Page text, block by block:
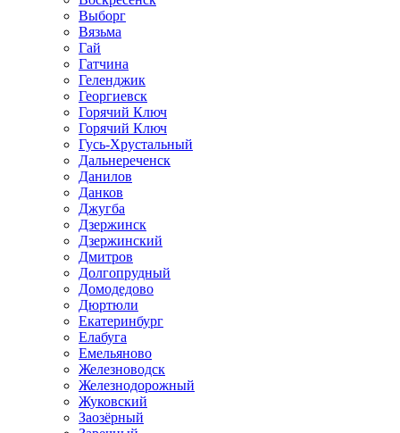
Выборг
Вязьма
Гай
Гатчина
Геленджик
Георгиевск
Горячий Ключ
Горячий Ключ
Гусь-Хрустальный
Дальнереченск
Данилов
Данков
Джугба
Дзержинск
Дзержинский
Дмитров
Долгопрудный
Домодедово
Дюртюли
Екатеринбург
Елабуга
Емельяново
Железноводск
Железнодорожный
Жуковский
Заозёрный